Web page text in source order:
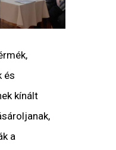
és
kínált
a